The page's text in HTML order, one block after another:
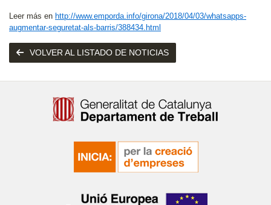
Leer más en http://www.emporda.info/girona/2018/04/03/whatsapps-
augmentar-seguretat-als-barris/388434.html
VOLVER AL LISTADO DE NOTICIAS